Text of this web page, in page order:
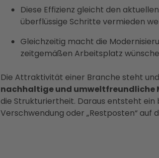
Diese Effizienz gleicht den aktuellen
überflüssige Schritte vermieden
Gleichzeitig macht die
zeitgemäßen Arbeitsplatz
Die Attraktivität einer Branche steht
nachhaltige und umweltfreundliche
die Strukturiertheit. Daraus entsteht ein
Verschwendung oder „Restposten“ auf